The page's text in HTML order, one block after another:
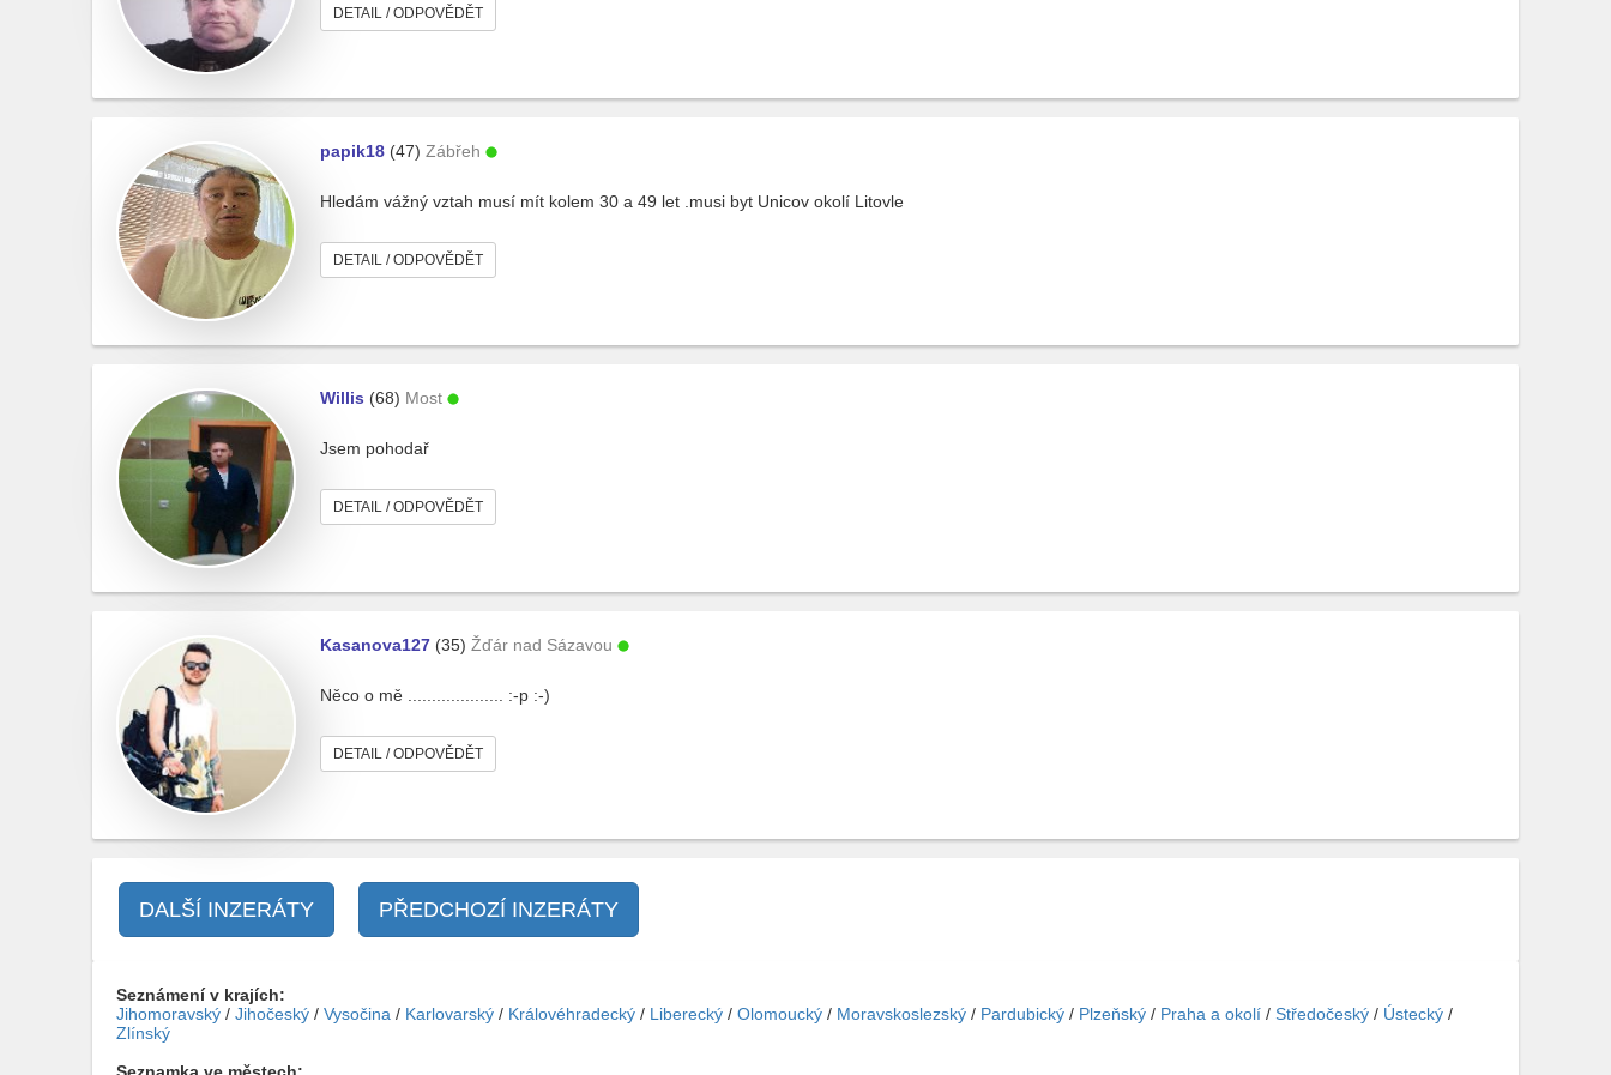
DETAIL / ODPOVĚDĚT
papik18 (47) Zábřeh
Hledám vážný vztah musí mít kolem 30 a 49 let .musi byt Unicov okolí Litovle
DETAIL / ODPOVĚDĚT
Willis (68) Most
Jsem pohodař
DETAIL / ODPOVĚDĚT
Kasanova127 (35) Žďár nad Sázavou
Něco o mě .................... :-p :-)
DETAIL / ODPOVĚDĚT
DALŠÍ INZERÁTY PŘEDCHOZÍ INZERÁTY
Seznámení v krajích:
Jihomoravský / Jihočeský / Vysočina / Karlovarský / Královéhradecký / Liberecký / Olomoucký / Moravskoslezský / Pardubický / Plzeňský / Praha a okolí / Středočeský / Ústecký /
Zlínský